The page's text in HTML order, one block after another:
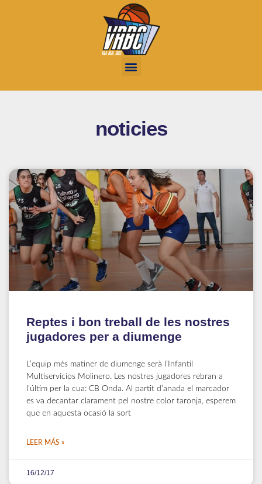
noticies
Reptes i bon treball de les nostres
jugadores per a diumenge
L’equip més matiner de diumenge serà l’Infantil
Multiservicios Molinero. Les nostres jugadores rebran a
l’últim per la cua: CB Onda. Al partit d’anada el marcador
es va decantar clarament pel nostre color taronja, esperem
que en aquesta ocasió la sort
LEER MÁS »
16/12/17